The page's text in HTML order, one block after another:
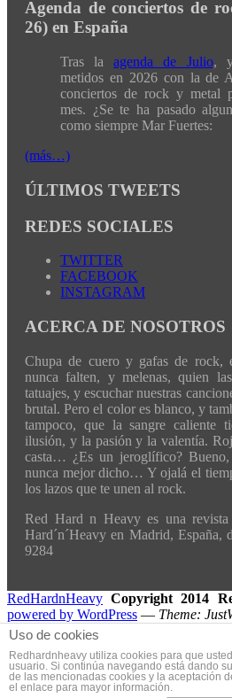
Agenda de conciertos de
26) en España
Tras laagenda de Julio,
metidos en 2026 con la de
conciertos de rock y metal
mes. ¿Se te ha pasado
como siempre Mar Fuertes:
(más…)
ÚLTIMOS TWEETS
REDES SOCIALES
TWITTER
FACEBOOK
INSTAGRAM
ACERCA DE NOSOTROS
Chupa de cuero y gafas de rock,
nunca falten, y melenas, quien
tatuajes, y escuchar nuestras
brutal. Pero el color es blanco, y
tampoco, que la sangre caliente
ilusión, y la pasión y la valentía.
casta… ¿Es un jeroglífico? Bueno,
nunca mejor dicho… Y ojalá el
los lazos que te unen al rock.
Red Hard n Heavy es una
Hard´n´Heavy en Madrid, España,
9284
RedHardnHeavy Copyright 2014
powered by WordPress — Theme:
Uso de cookies
Redhardnheavy utiliza cookies para que
usuario. Si continúa navegando está dando
de las mencionadas cookies y la aceptación
el enlace para mayor información.